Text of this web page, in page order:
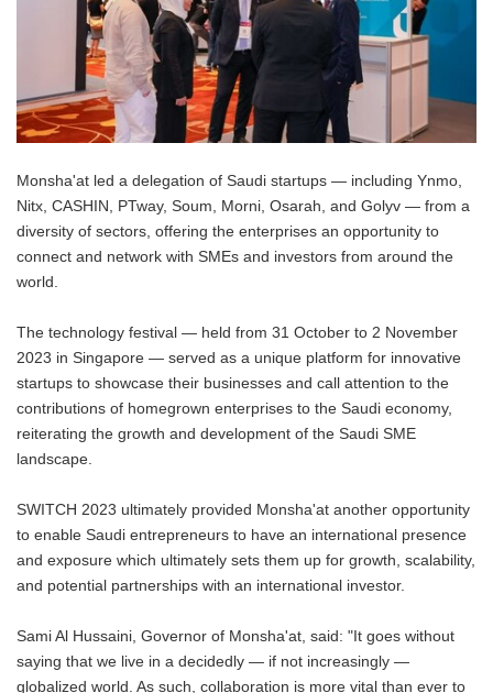
Monsha'at led a delegation of Saudi startups — including Ynmo,
Nitx, CASHIN, PTway, Soum, Morni, Osarah, and Golyv — from a
diversity of sectors, offering the enterprises an opportunity to
connect and network with SMEs and investors from around the
world.
The technology festival — held from 31 October to 2 November
2023 in Singapore — served as a unique platform for innovative
startups to showcase their businesses and call attention to the
contributions of homegrown enterprises to the Saudi economy,
reiterating the growth and development of the Saudi SME
landscape.
SWITCH 2023 ultimately provided Monsha'at another opportunity
to enable Saudi entrepreneurs to have an international presence
and exposure which ultimately sets them up for growth, scalability,
and potential partnerships with an international investor.
Sami Al Hussaini, Governor of Monsha'at, said: "It goes without
saying that we live in a decidedly — if not increasingly —
globalized world. As such, collaboration is more vital than ever to